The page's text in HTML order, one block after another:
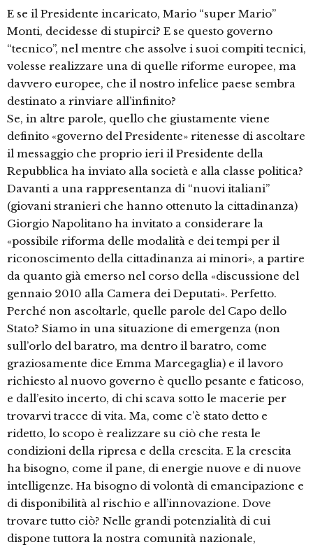
E se il Presidente incaricato, Mario “super Mario”
Monti, decidesse di stupirci? E se questo governo
“tecnico”, nel mentre che assolve i suoi compiti tecnici,
volesse realizzare una di quelle riforme europee, ma
davvero europee, che il nostro infelice paese sembra
destinato a rinviare all’infinito?
Se, in altre parole, quello che giustamente viene
definito «governo del Presidente» ritenesse di ascoltare
il messaggio che proprio ieri il Presidente della
Repubblica ha inviato alla società e alla classe politica?
Davanti a una rappresentanza di “nuovi italiani”
(giovani stranieri che hanno ottenuto la cittadinanza)
Giorgio Napolitano ha invitato a considerare la
«possibile riforma delle modalità e dei tempi per il
riconoscimento della cittadinanza ai minori», a partire
da quanto già emerso nel corso della «discussione del
gennaio 2010 alla Camera dei Deputati». Perfetto.
Perché non ascoltarle, quelle parole del Capo dello
Stato? Siamo in una situazione di emergenza (non
sull’orlo del baratro, ma dentro il baratro, come
graziosamente dice Emma Marcegaglia) e il lavoro
richiesto al nuovo governo è quello pesante e faticoso,
e dall’esito incerto, di chi scava sotto le macerie per
trovarvi tracce di vita. Ma, come c’è stato detto e
ridetto, lo scopo è realizzare su ciò che resta le
condizioni della ripresa e della crescita. E la crescita
ha bisogno, come il pane, di energie nuove e di nuove
intelligenze. Ha bisogno di volontà di emancipazione e
di disponibilità al rischio e all’innovazione. Dove
trovare tutto ciò? Nelle grandi potenzialità di cui
dispone tuttora la nostra comunità nazionale,